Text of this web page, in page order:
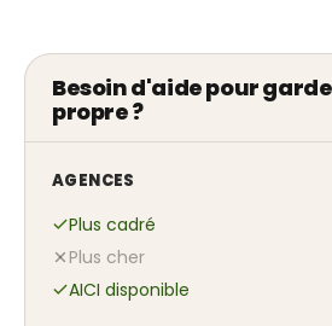
Besoin d'aide pour
propre ?
AGENCES
Plus cadré
Plus cher
AICI disponible